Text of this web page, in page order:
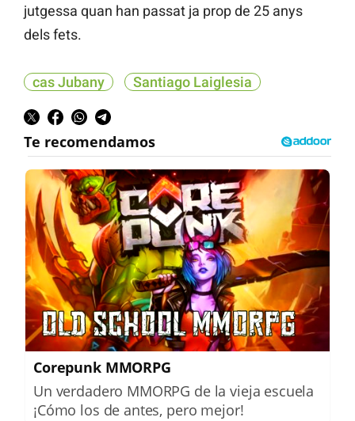
jutgessa quan han passat ja prop de 25 anys
dels fets.
cas Jubany Santiago Laiglesia
Corepunk MMORPG
Un verdadero MMORPG de la vieja escuela
¡Cómo los de antes, pero mejor!